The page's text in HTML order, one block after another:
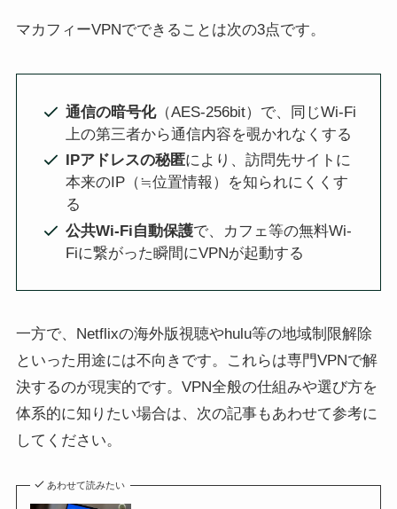
マカフィーVPNでできることは次の3点です。
通信の暗号化（AES-256bit）で、同じWi-Fi
上の第三者から通信内容を覗かれなくする
IPアドレスの秘匿により、訪問先サイトに
本来のIP（≒位置情報）を知られにくくす
る
公共Wi-Fi自動保護で、カフェ等の無料Wi-
Fiに繋がった瞬間にVPNが起動する
一方で、Netflixの海外版視聴やhulu等の地域制限解除
といった用途には不向きです。これらは専門VPNで解
決するのが現実的です。VPN全般の仕組みや選び方を
体系的に知りたい場合は、次の記事もあわせて参考に
してください。
あわせて読みたい